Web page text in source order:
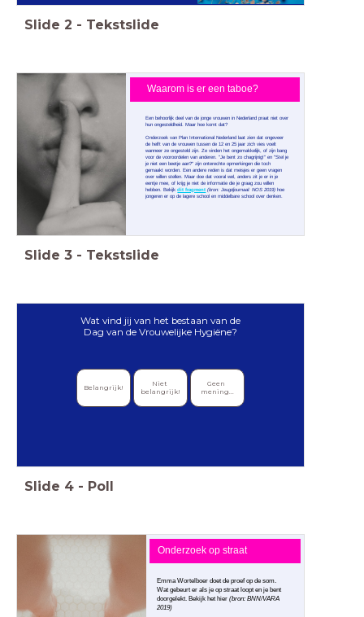
Slide 2 - Tekstslide
Een behoorlijk deel van de jonge vrouwen in Nederland praat niet over
hun ongesteldheid. Maar hoe komt dat?
Onderzoek van Plan International Nederland laat zien dat ongeveer
de helft van de vrouwen tussen de 12 en 25 jaar zich vies voelt
wanneer ze ongesteld zijn. Ze vinden het ongemakkelijk, of zijn bang
voor de vooroordelen van anderen. "Je bent zo chagrijnig!" en "Stel je
je niet een beetje aan?" zijn onterechte opmerkingen die toch
gemaakt worden. Een andere reden is dat meisjes er geen vragen
over willen stellen. Maar doe dat vooral wel, anders zit je er in je
eentje mee, of krijg je niet de informatie die je graag zou willen
hebben. Bekijkdit fragment (bron: Jeugdjournaal: NOS 2019) hoe
jongeren er op de lagere school en middelbare school over denken.
Waarom is er een taboe?
Slide 3 - Tekstslide
Wat vind jij van het bestaan van de
Dag van de Vrouwelijke Hygiëne?
Belangrijk!
Niet
belangrijk!
Geen
mening...
Slide 4 - Poll
Emma Wortelboer doet de proef op de som.
Wat gebeurt er als je op straat loopt en je bent
doorgelekt. Bekijk het hier (bron: BNN/VARA
2019)
Onderzoek op straat